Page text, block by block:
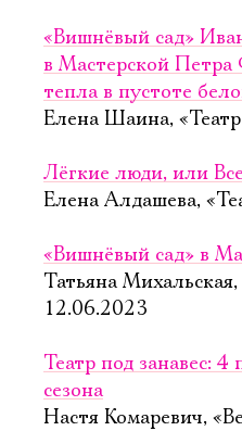
«Вишнёвый сад»
в Мастерской Петра
тепла в пустоте
Елена Шаина,
Лёгкие люди, или
Елена Алдашева,
«Вишнёвый сад» в
Татьяна
12.06.2023
Театр под занавес:
сезона
Настя Комаревич,